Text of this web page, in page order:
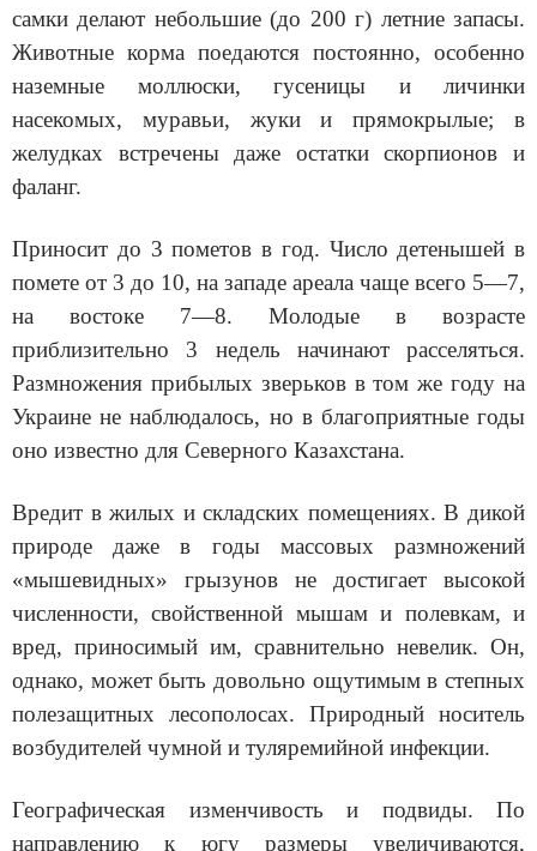
самки делают небольшие (до 200 г) летние запасы.
Животные корма поедаются постоянно, особенно
наземные моллюски, гусеницы и личинки
насекомых, муравьи, жуки и прямокрылые; в
желудках встречены даже остатки скорпионов и
фаланг.
Приносит до 3 пометов в год. Число детенышей в
помете от 3 до 10, на западе ареала чаще всего 5—7,
на востоке 7—8. Молодые в возрасте
приблизительно 3 недель начинают расселяться.
Размножения прибылых зверьков в том же году на
Украине не наблюдалось, но в благоприятные годы
оно известно для Северного Казахстана.
Вредит в жилых и складских помещениях. В дикой
природе даже в годы массовых размножений
«мышевидных» грызунов не достигает высокой
численности, свойственной мышам и полевкам, и
вред, приносимый им, сравнительно невелик. Он,
однако, может быть довольно ощутимым в степных
полезащитных лесополосах. Природный носитель
возбудителей чумной и туляремийной инфекции.
Географическая изменчивость и подвиды. По
направлению к югу размеры увеличиваются,